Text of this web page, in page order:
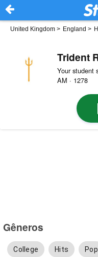
United Kingdom > England >
Trident
Your student
AM · 1278
Gêneros
College Hits Pop